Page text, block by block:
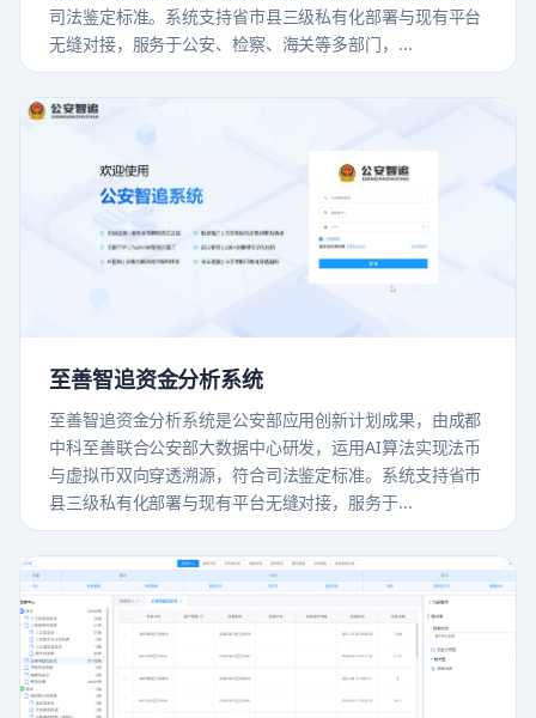
司法鉴定标准。系统支持省市县三级私有化部署与现有平台
无缝对接，服务于公安、检察、海关等多部门，...
至善智追资金分析系统
至善智追资金分析系统是公安部应用创新计划成果，由成都
中科至善联合公安部大数据中心研发，运用AI算法实现法币
与虚拟币双向穿透溯源，符合司法鉴定标准。系统支持省市
县三级私有化部署与现有平台无缝对接，服务于...